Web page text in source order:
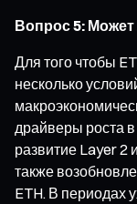
Вопрос 5: Может
Для того чтобы
несколько
драйверы роста
развитие Layer 2
также
ETH. В периодах